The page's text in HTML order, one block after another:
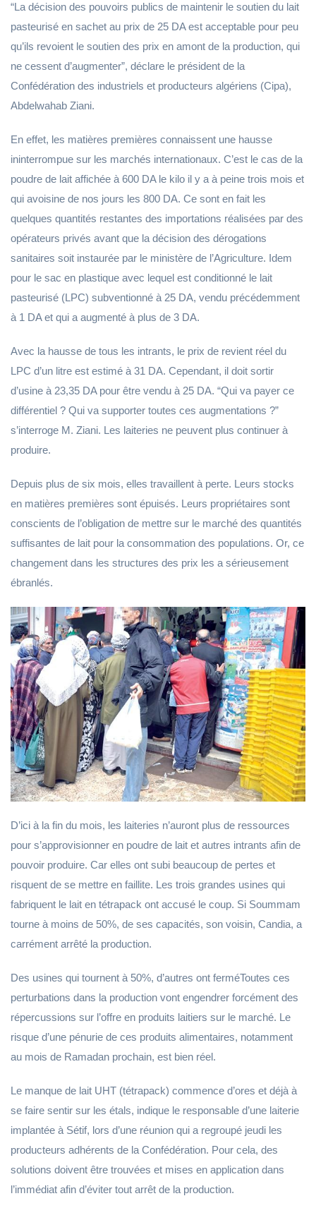
“La décision des pouvoirs publics de maintenir le soutien du lait
pasteurisé en sachet au prix de 25 DA est acceptable pour peu
qu’ils revoient le soutien des prix en amont de la production, qui
ne cessent d’augmenter”, déclare le président de la
Confédération des industriels et producteurs algériens (Cipa),
Abdelwahab Ziani.
En effet, les matières premières connaissent une hausse
ininterrompue sur les marchés internationaux. C’est le cas de la
poudre de lait affichée à 600 DA le kilo il y a à peine trois mois et
qui avoisine de nos jours les 800 DA. Ce sont en fait les
quelques quantités restantes des importations réalisées par des
opérateurs privés avant que la décision des dérogations
sanitaires soit instaurée par le ministère de l’Agriculture. Idem
pour le sac en plastique avec lequel est conditionné le lait
pasteurisé (LPC) subventionné à 25 DA, vendu précédemment
à 1 DA et qui a augmenté à plus de 3 DA.
Avec la hausse de tous les intrants, le prix de revient réel du
LPC d’un litre est estimé à 31 DA. Cependant, il doit sortir
d’usine à 23,35 DA pour être vendu à 25 DA. “Qui va payer ce
différentiel ? Qui va supporter toutes ces augmentations ?”
s’interroge M. Ziani. Les laiteries ne peuvent plus continuer à
produire.
Depuis plus de six mois, elles travaillent à perte. Leurs stocks
en matières premières sont épuisés. Leurs propriétaires sont
conscients de l’obligation de mettre sur le marché des quantités
suffisantes de lait pour la consommation des populations. Or, ce
changement dans les structures des prix les a sérieusement
ébranlés.
D’ici à la fin du mois, les laiteries n’auront plus de ressources
pour s’approvisionner en poudre de lait et autres intrants afin de
pouvoir produire. Car elles ont subi beaucoup de pertes et
risquent de se mettre en faillite. Les trois grandes usines qui
fabriquent le lait en tétrapack ont accusé le coup. Si Soummam
tourne à moins de 50%, de ses capacités, son voisin, Candia, a
carrément arrêté la production.
Des usines qui tournent à 50%, d’autres ont ferméToutes ces
perturbations dans la production vont engendrer forcément des
répercussions sur l’offre en produits laitiers sur le marché. Le
risque d’une pénurie de ces produits alimentaires, notamment
au mois de Ramadan prochain, est bien réel.
Le manque de lait UHT (tétrapack) commence d’ores et déjà à
se faire sentir sur les étals, indique le responsable d’une laiterie
implantée à Sétif, lors d’une réunion qui a regroupé jeudi les
producteurs adhérents de la Confédération. Pour cela, des
solutions doivent être trouvées et mises en application dans
l’immédiat afin d’éviter tout arrêt de la production.